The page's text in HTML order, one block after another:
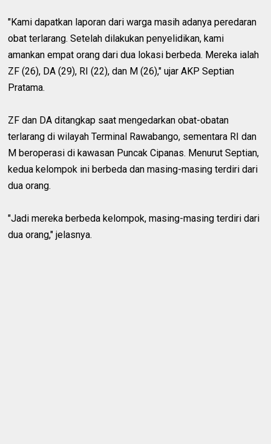
"Kami dapatkan laporan dari warga masih adanya peredaran
obat terlarang. Setelah dilakukan penyelidikan, kami
amankan empat orang dari dua lokasi berbeda. Mereka ialah
ZF (26), DA (29), RI (22), dan M (26)," ujar AKP Septian
Pratama.
ZF dan DA ditangkap saat mengedarkan obat-obatan
terlarang di wilayah Terminal Rawabango, sementara RI dan
M beroperasi di kawasan Puncak Cipanas. Menurut Septian,
kedua kelompok ini berbeda dan masing-masing terdiri dari
dua orang.
"Jadi mereka berbeda kelompok, masing-masing terdiri dari
dua orang," jelasnya.